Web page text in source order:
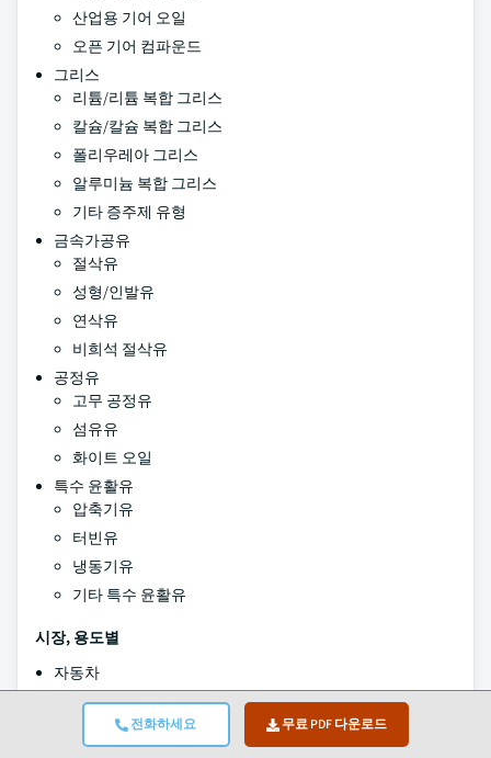
전화하세요 무료 PDF 다운로드
산업용 기어 오일
오픈 기어 컴파운드
그리스
리튬/리튬 복합 그리스
칼슘/칼슘 복합 그리스
폴리우레아 그리스
알루미늄 복합 그리스
기타 증주제 유형
금속가공유
절삭유
성형/인발유
연삭유
비희석 절삭유
공정유
고무 공정유
섬유유
화이트 오일
특수 윤활유
압축기유
터빈유
냉동기유
기타 특수 윤활유
시장, 용도별
자동차
산업 제조